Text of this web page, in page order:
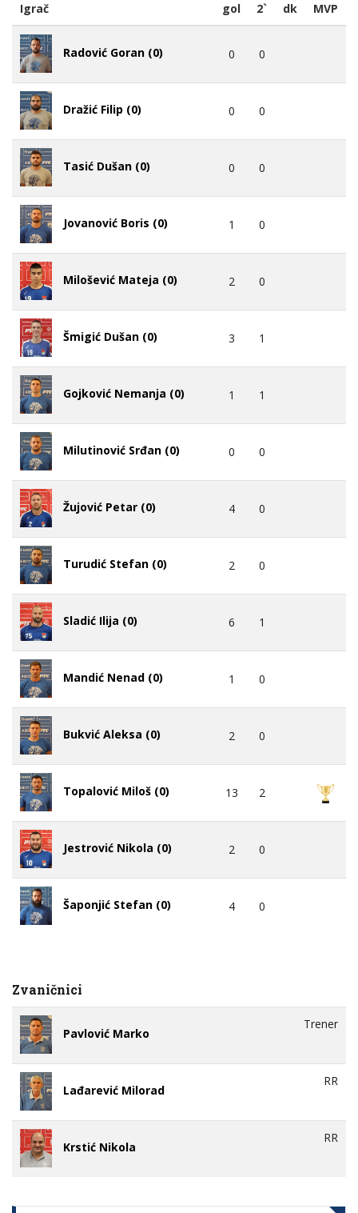
Igrač gol 2` dk MVP
Radović Goran (0) 0 0
Dražić Filip (0) 0 0
Tasić Dušan (0) 0 0
Jovanović Boris (0) 1 0
Milošević Mateja (0) 2 0
Šmigić Dušan (0) 3 1
Gojković Nemanja (0) 1 1
Milutinović Srđan (0) 0 0
Žujović Petar (0) 4 0
Turudić Stefan (0) 2 0
Sladić Ilija (0) 6 1
Mandić Nenad (0) 1 0
Bukvić Aleksa (0) 2 0
Topalović Miloš (0) 13 2
Jestrović Nikola (0) 2 0
Šaponjić Stefan (0) 4 0
Zvaničnici
Pavlović Marko
Trener
Lađarević Milorad
RR
Krstić Nikola
RR